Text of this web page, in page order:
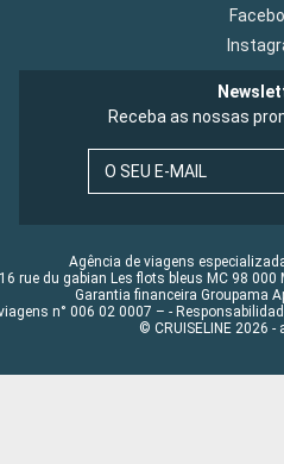
Receba as nossas
O SEU E-MAIL
Agência de viagens
16 rue du gabian Les flots bleus MC 98
Garantia financeira Groupama
n° 006 02 0007 – -
© CRUISELINE 2026 -